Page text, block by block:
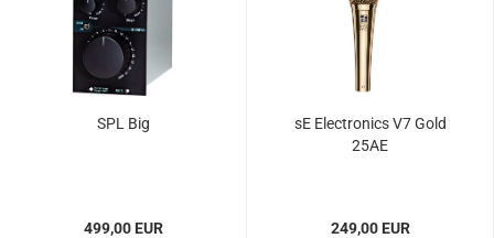
SPL Big
499,00 EUR
sE Electronics V7 Gold
25AE
249,00 EUR